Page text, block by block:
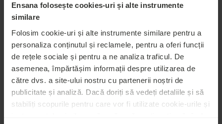
Ensana folosește cookies-uri și alte instrumente
similare
Folosim cookie-uri și alte instrumente similare pentru a
personaliza conținutul și reclamele, pentru a oferi funcții
de rețele sociale și pentru a ne analiza traficul. De
asemenea, împărtășim informații despre utilizarea de
către dvs. a site-ului nostru cu partenerii noștri de
publicitate și analiză. Dacă doriți să vedeți detaliile și să
stabiliți scopurile pentru care vor fi utilizate cookie-urile și
Psychosomatic diseases, immune disorders, climacteric
syndrome, stress, fatigue, some neurological diseases, obesity,
metabolic syndrome, enhancing general health condition,
physical and mental hardening
Not advisable for: